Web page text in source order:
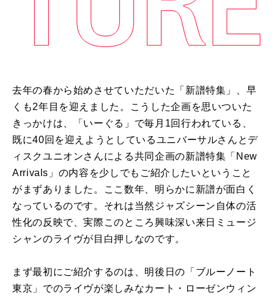
去年の春から始めさせていただいた「新譜特集」、早
くも2年目を迎えました。こうした企画を思いついた
きっかけは、「いーぐる」で毎月1回行われている、
既に40回を迎えようとしているユニバーサルさんとデ
ィスクユニオンさんによる共同企画の新譜特集「New
Arrivals」の内容を少しでもご紹介したいということ
がまずありました。ここ数年、明らかに新譜が面白く
なっているのです。それは当然ジャズシーン自体の活
性化の反映で、実際このところ興味深い来日ミュージ
シャンのライヴが目白押しなのです。
まず最初にご紹介するのは、明後日の「ブルーノート
東京」でのライヴが楽しみなカート・ローゼンウィン